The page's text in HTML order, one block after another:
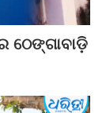
ଠେଙ୍ଗାବାଡ଼ି